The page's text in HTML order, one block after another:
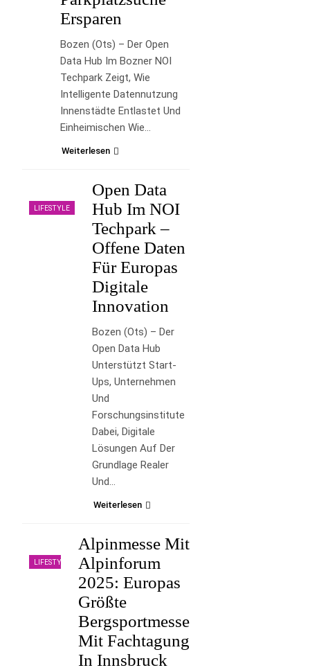
Ersparen
Bozen (ots) – Der Open
Data Hub Im Bozner NOI
Techpark Zeigt, Wie
Intelligente Datennutzung
Innenstädte Entlastet Und
Einheimischen Wie…
Weiterlesen
LIFESTYLE
Open Data
Hub Im NOI
Techpark –
Offene Daten
Für Europas
Digitale
Innovation
Bozen (ots) – Der
Open Data Hub
Unterstützt Start-
Ups, Unternehmen
Und
Forschungsinstitute
Dabei, Digitale
Lösungen Auf Der
Grundlage Realer
Und…
Weiterlesen
LIFESTYLE
Alpinmesse Mit
Alpinforum
2025: Europas
Größte
Bergsportmesse
Mit Fachtagung
In Innsbruck